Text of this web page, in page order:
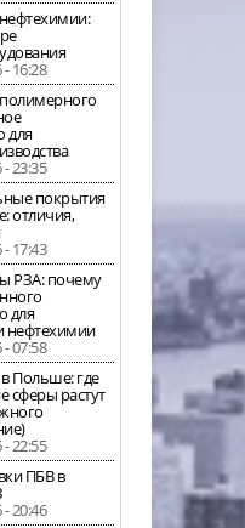
16:28
для
23:35
покрытия
отличия,
17:43
РЗА: почему
для
нефтехимии
07:58
Польше: где
сферы растут
22:55
ПБВ в
20:46